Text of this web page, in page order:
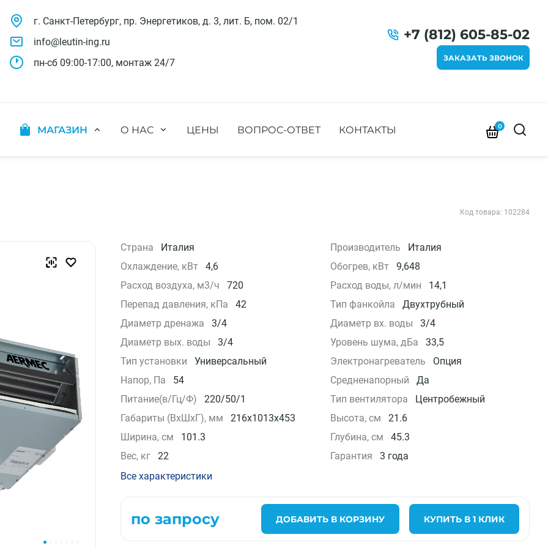
г. Санкт-Петербург, пр. Энергетиков, д. 3, лит. Б, пом. 02/1
info@leutin-ing.ru
пн-сб 09:00-17:00, монтаж 24/7
+7 (812) 605-85-02
ЗАКАЗАТЬ ЗВОНОК
МАГАЗИН
Напольно-потолочные кондиционеры
Колонные кондиционеры
Кондиционеры без наружного блока
Компрессорно-конденсаторные блоки
Крышные кондиционеры
Прецизионные кондиционеры
Чиллеры
Расходные материалы монтажа
Инструменты монтажа
Аксессуары для кондиционеров
О НАС
Вакансии
ЦЕНЫ ВОПРОС-ОТВЕТ КОНТАКТЫ 0
Код товара: 102284
Страна Италия Производитель
Италия
Охлаждение, кВт
4,6 Обогрев, кВт
9,648
Расход воздуха, м3/ч
720 Расход воды, л/мин
14,1
Перепад давления, кПа
42 Тип фанкойла
Двухтрубный
Диаметр дренажа
3/4 Диаметр вх. воды
3/4
Диаметр вых. воды
3/4 Уровень шума, дБа
33,5
Тип установки
Универсальный Электронагреватель
Опция
Напор, Па
54 Средненапорный
Да
Питание(в/Гц/Ф)
220/50/1 Тип вентилятора
Центробежный
Габариты (ВxШxГ), мм
216x1013x453 Высота, см
21.6
Ширина, см
101.3 Глубина, см
45.3
Вес, кг
22 Гарантия
3 года
Все характеристики
по запросу ДОБАВИТЬ В КОРЗИНУ КУПИТЬ В 1 КЛИК